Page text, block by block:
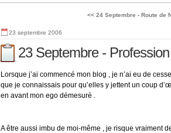
<< 24 Septembre - Route de
23 septembre 2006
23 Septembre -
Lorsque j’ai commencé mon blog , je n’ai eu de
que je connaissais pour qu’elles y jettent un coup
en avant mon ego démesuré .
A être aussi imbu de moi-même , je risque vraiment